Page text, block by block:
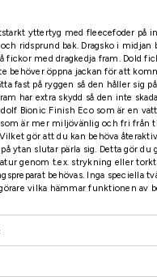
yttertyg med fleecefoder på
ridsprund bak. Dragsko i midjan
fickor med dragkedja fram. Dold
behöver öppna jackan för att
fast på ryggen så den håller sig
har extra skydd så den inte
Bionic Finish Eco som är en
är mer miljövänlig och fri från
gör att du kan behöva
ytan slutar pärla sig. Detta gör du
genom t.ex. strykning eller
behövas. Inga speciella
vilka hämmar funktionen av